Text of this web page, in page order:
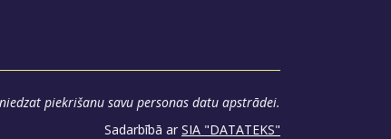
piekrišanu savu personas datu apstrādei.
Sadarbībā ar SIA "DATATEKS"